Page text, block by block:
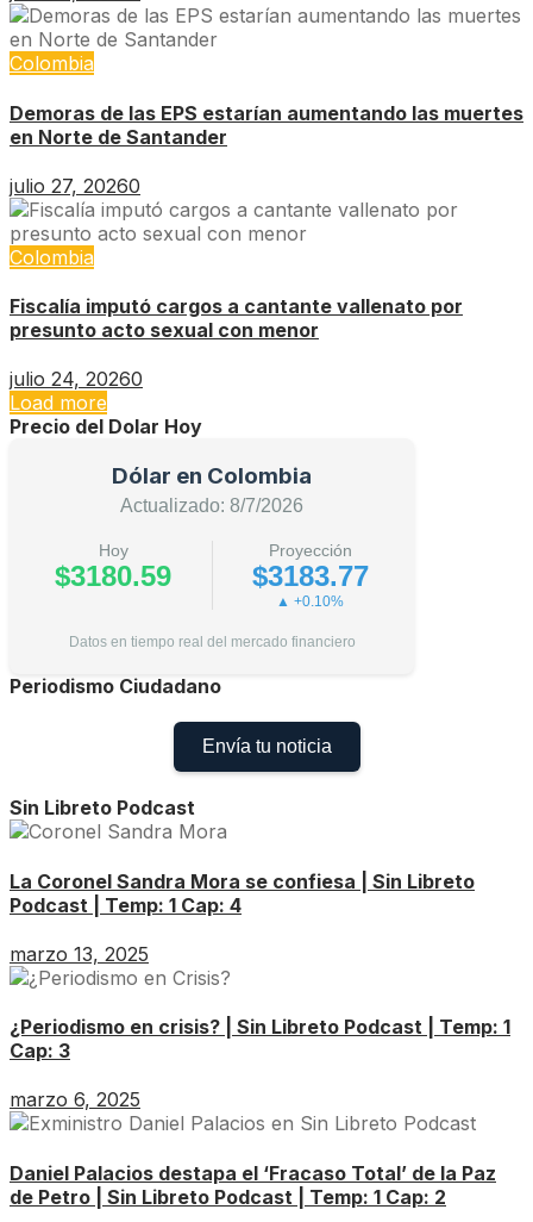
Colombia
Demoras de las EPS estarían aumentando las muertes
en Norte de Santander
julio 27, 20260
Colombia
Fiscalía imputó cargos a cantante vallenato por
presunto acto sexual con menor
julio 24, 20260
Load more
Precio del Dolar Hoy
Dólar en Colombia
Actualizado: 8/7/2026
Hoy
$3180.59
Proyección
$3183.77
▲ +0.10%
Datos en tiempo real del mercado financiero
Periodismo Ciudadano
Envía tu noticia
Sin Libreto Podcast
La Coronel Sandra Mora se confiesa | Sin Libreto
Podcast | Temp: 1 Cap: 4
marzo 13, 2025
¿Periodismo en crisis? | Sin Libreto Podcast | Temp: 1
Cap: 3
marzo 6, 2025
Daniel Palacios destapa el ‘Fracaso Total’ de la Paz
de Petro | Sin Libreto Podcast | Temp: 1 Cap: 2